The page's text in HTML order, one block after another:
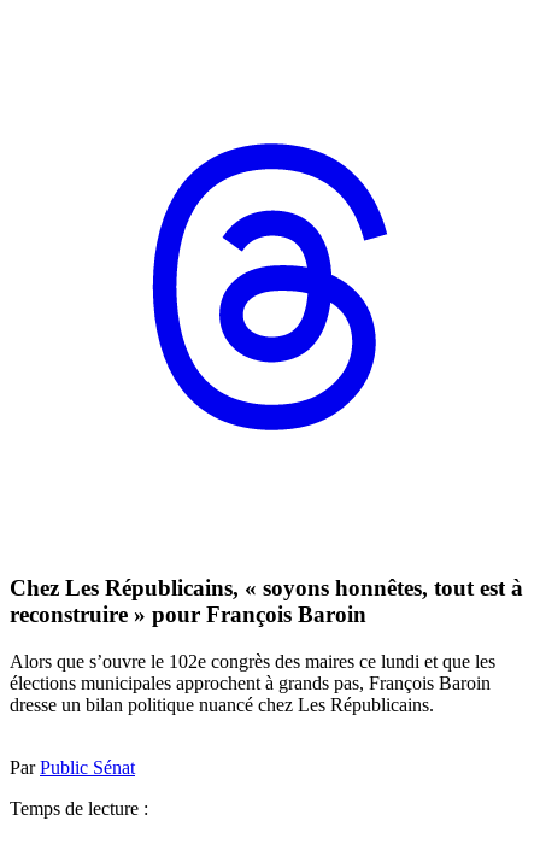
Chez Les Républicains, « soyons honnêtes, tout est à
reconstruire » pour François Baroin
Alors que s’ouvre le 102e congrès des maires ce lundi et que les
élections municipales approchent à grands pas, François Baroin
dresse un bilan politique nuancé chez Les Républicains.
ParPublic Sénat
Temps de lecture :